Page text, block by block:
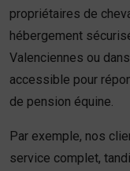
propriétaires de
hébergement
Valenciennes ou
accessible pour
de pension équine.
Par exemple, nos
service complet,